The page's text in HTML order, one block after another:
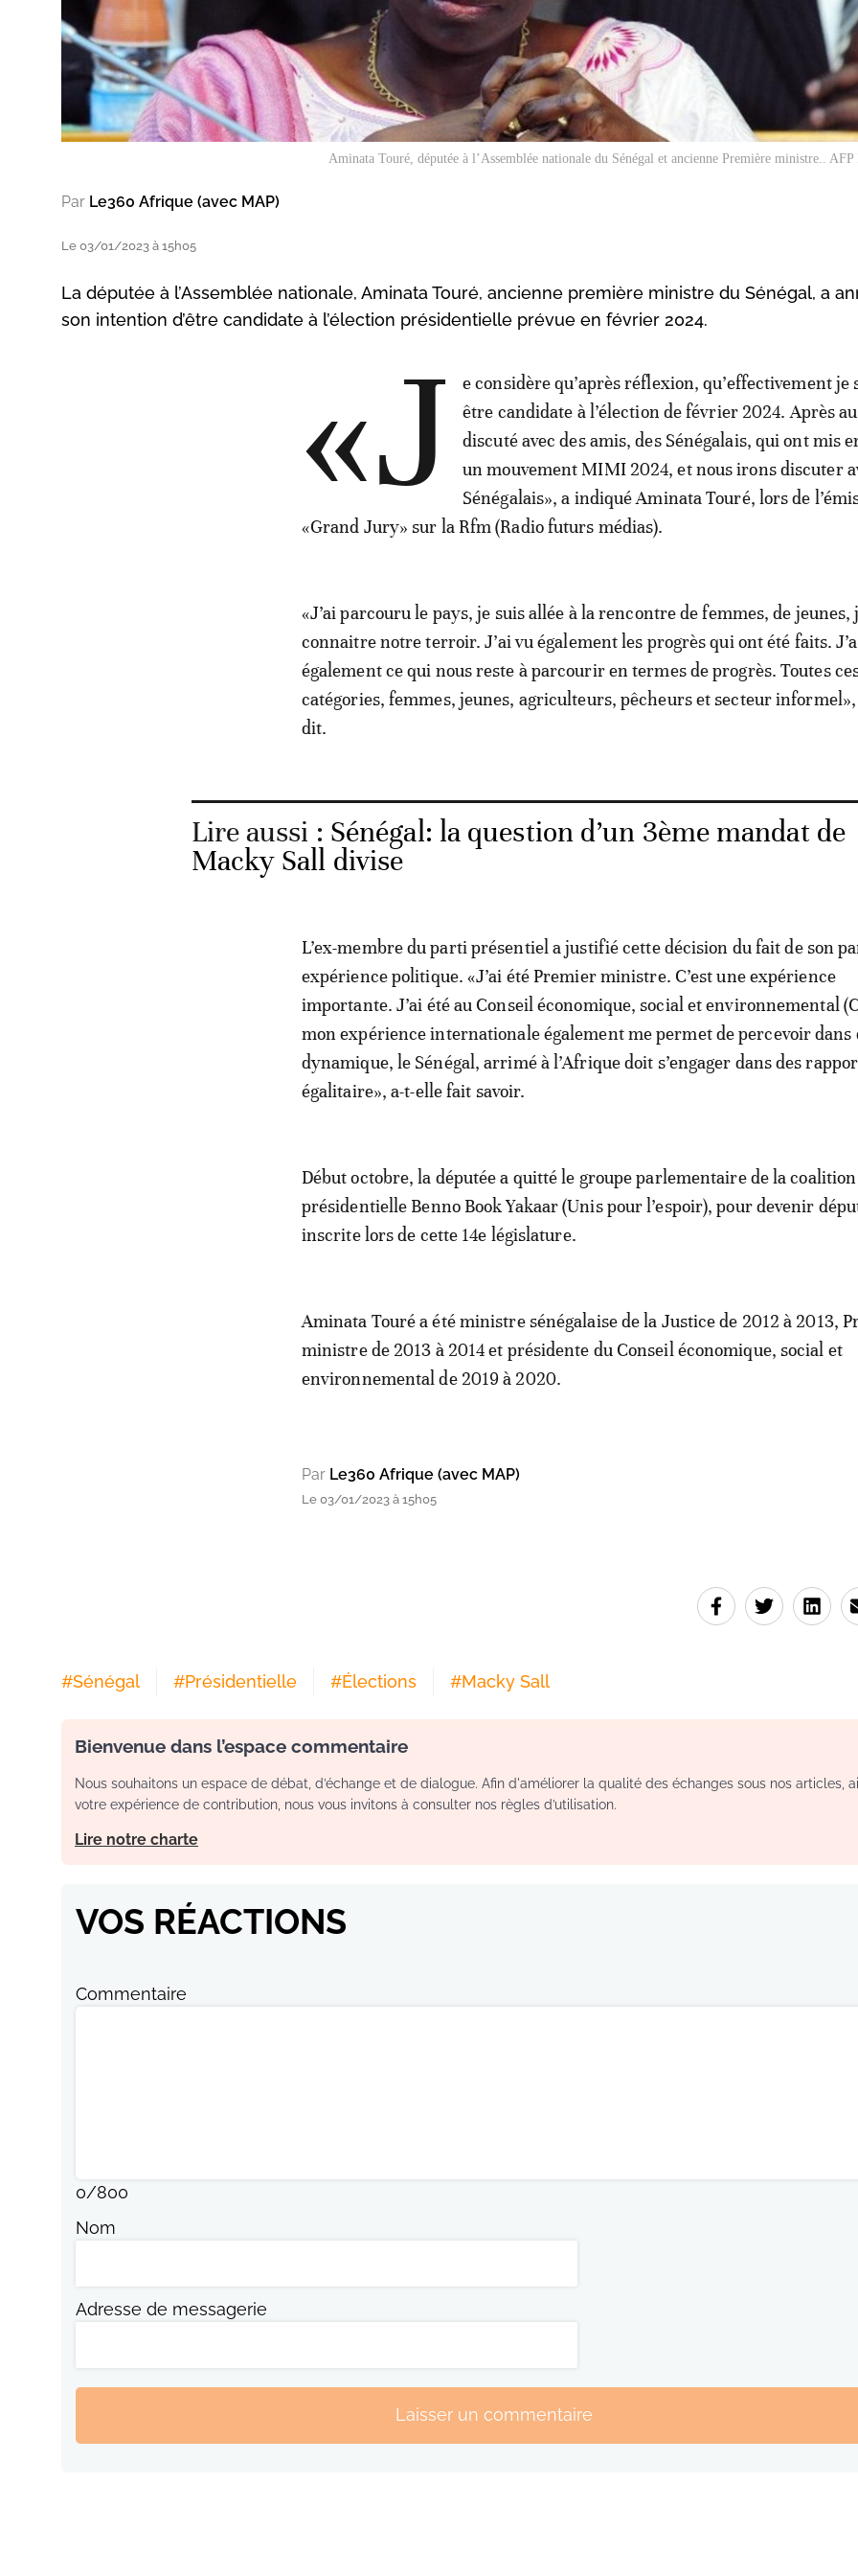
Aminata Touré, députée à l’Assemblée nationale du Sénégal et ancienne Première ministre..
Par Le360 Afrique (avec MAP)
Le 03/01/2023 à 15h05
La députée à l’Assemblée nationale, Aminata Touré, ancienne première ministre du Sénégal, a
son intention d’être candidate à l’élection présidentielle prévue en février 2024.
«J
e considère qu’après réflexion, qu’effectivement je
être candidate à l’élection de février 2024. Après
discuté avec des amis, des Sénégalais, qui ont mis
un mouvement MIMI 2024, et nous irons discuter
Sénégalais», a indiqué Aminata Touré, lors de
«Grand Jury» sur la Rfm (Radio futurs médias).
«J’ai parcouru le pays, je suis allée à la rencontre de femmes, de jeunes,
connaitre notre terroir. J’ai vu également les progrès qui ont été faits.
également ce qui nous reste à parcourir en termes de progrès. Toutes
catégories, femmes, jeunes, agriculteurs, pêcheurs et secteur
dit.
Lire aussi : Sénégal: la question d’un 3ème mandat de
Macky Sall divise
L’ex-membre du parti présentiel a justifié cette décision du fait de son
expérience politique. «J’ai été Premier ministre. C’est une expérience
importante. J’ai été au Conseil économique, social et environnemental
mon expérience internationale également me permet de percevoir dans
dynamique, le Sénégal, arrimé à l’Afrique doit s’engager dans des
égalitaire», a-t-elle fait savoir.
Début octobre, la députée a quitté le groupe parlementaire de la coalition
présidentielle Benno Book Yakaar (Unis pour l’espoir), pour devenir
inscrite lors de cette 14e législature.
Aminata Touré a été ministre sénégalaise de la Justice de 2012 à 2013,
ministre de 2013 à 2014 et présidente du Conseil économique, social et
environnemental de 2019 à 2020.
Par Le360 Afrique (avec MAP)
Le 03/01/2023 à 15h05
#Sénégal #Présidentielle #Élections #Macky Sall
Bienvenue dans l’espace commentaire
Nous souhaitons un espace de débat, d’échange et de dialogue. Afin d'améliorer la qualité des échanges sous nos articles,
votre expérience de contribution, nous vous invitons à consulter nos règles d’utilisation.
Lire notre charte
VOS RÉACTIONS
Commentaire
0/800
Nom
Adresse de messagerie
Laisser un commentaire